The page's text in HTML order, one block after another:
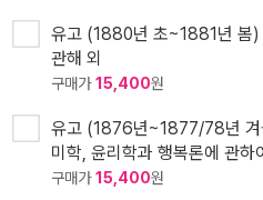
유고 (1880년 초~1881년 봄)
관해 외
구매가15,400원
유고 (1876년~1877/78년
미학, 윤리학과 행복론에 관하
구매가15,400원